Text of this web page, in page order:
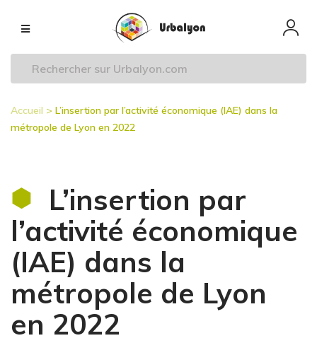
principal
Navigation
principale
Fil
Accueil
L’insertion par l’activité économique (IAE) dans la
métropole de Lyon en 2022
L’insertion par
l’activité économique
(IAE) dans la
métropole de Lyon
en 2022